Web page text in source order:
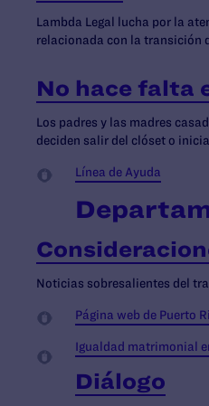
Lambda Legal lucha por la
relacionada con la transición
No hace falta
Los padres y las madres
deciden salir del clóset o
Línea de Ayuda
Noticias sobresalientes del
Página web de Puerto
Igualdad matrimonial
Diálogo